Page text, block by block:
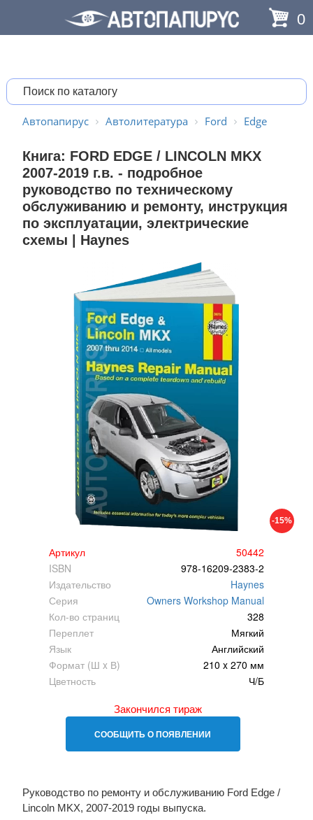
0
Автопапирус Автолитература Ford Edge
Книга: FORD EDGE / LINCOLN MKX
2007-2019 г.в. - подробное
руководство по техническому
обслуживанию и ремонту, инструкция
по эксплуатации, электрические
схемы | Haynes
-15%
Артикул
50442
ISBN
978-16209-2383-2
Издательство
Haynes
Серия
Owners Workshop Manual
Кол-во страниц
328
Переплет
Мягкий
Язык
Английский
Формат (Ш x В)
210 x 270 мм
Цветность
Ч/Б
Закончился тираж
СООБЩИТЬ О ПОЯВЛЕНИИ
Руководство по ремонту и обслуживанию Ford Edge /
Lincoln MKX, 2007-2019 годы выпуска.